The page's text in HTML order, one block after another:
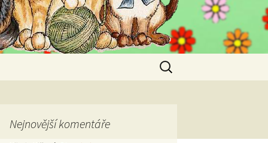
Vyhledávání
Nejnovější komentáře